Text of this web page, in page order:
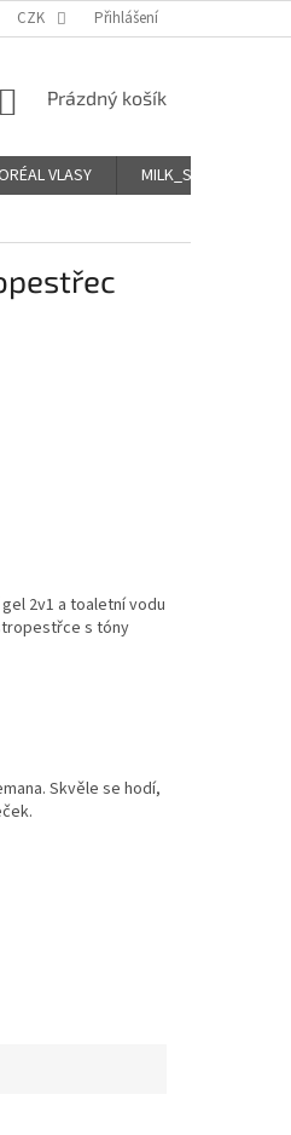
CZK Přihlášení
NÁKUPNÍ
Prázdný košík
VLASY
MILK_SHAKE Icy
2v1 a toaletní vodu
s tóny
Skvěle se hodí,